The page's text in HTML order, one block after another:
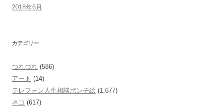
2018年6月
カテゴリー
つれづれ (586)
アート (14)
テレフォン人生相談ポンチ絵 (1,677)
ネコ (617)